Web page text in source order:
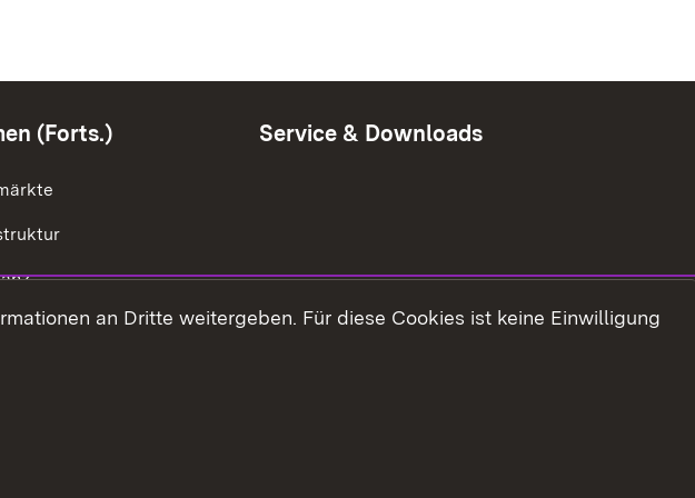
(Forts.) Service & Downloads
an Dritte weitergeben. Für diese Cookies ist keine Einwilligung